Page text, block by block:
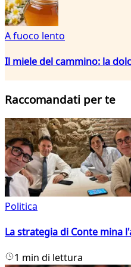
A fuoco lento
Il miele del cammino: la
Raccomandati per te
Politica
La strategia di Conte mina
1 min di lettura